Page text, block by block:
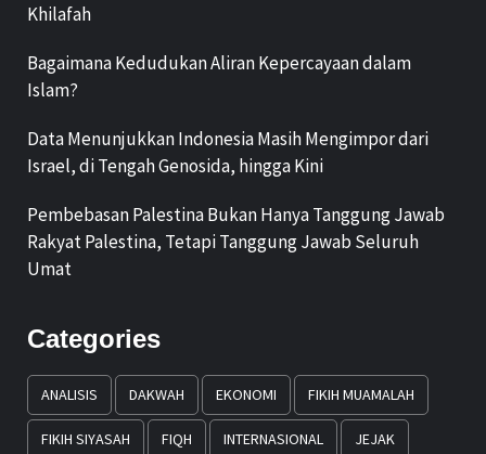
Khilafah
Bagaimana Kedudukan Aliran Kepercayaan dalam
Islam?
Data Menunjukkan Indonesia Masih Mengimpor dari
Israel, di Tengah Genosida, hingga Kini
Pembebasan Palestina Bukan Hanya Tanggung Jawab
Rakyat Palestina, Tetapi Tanggung Jawab Seluruh
Umat
Categories
ANALISIS DAKWAH EKONOMI FIKIH MUAMALAH
FIKIH SIYASAH FIQH INTERNASIONAL JEJAK